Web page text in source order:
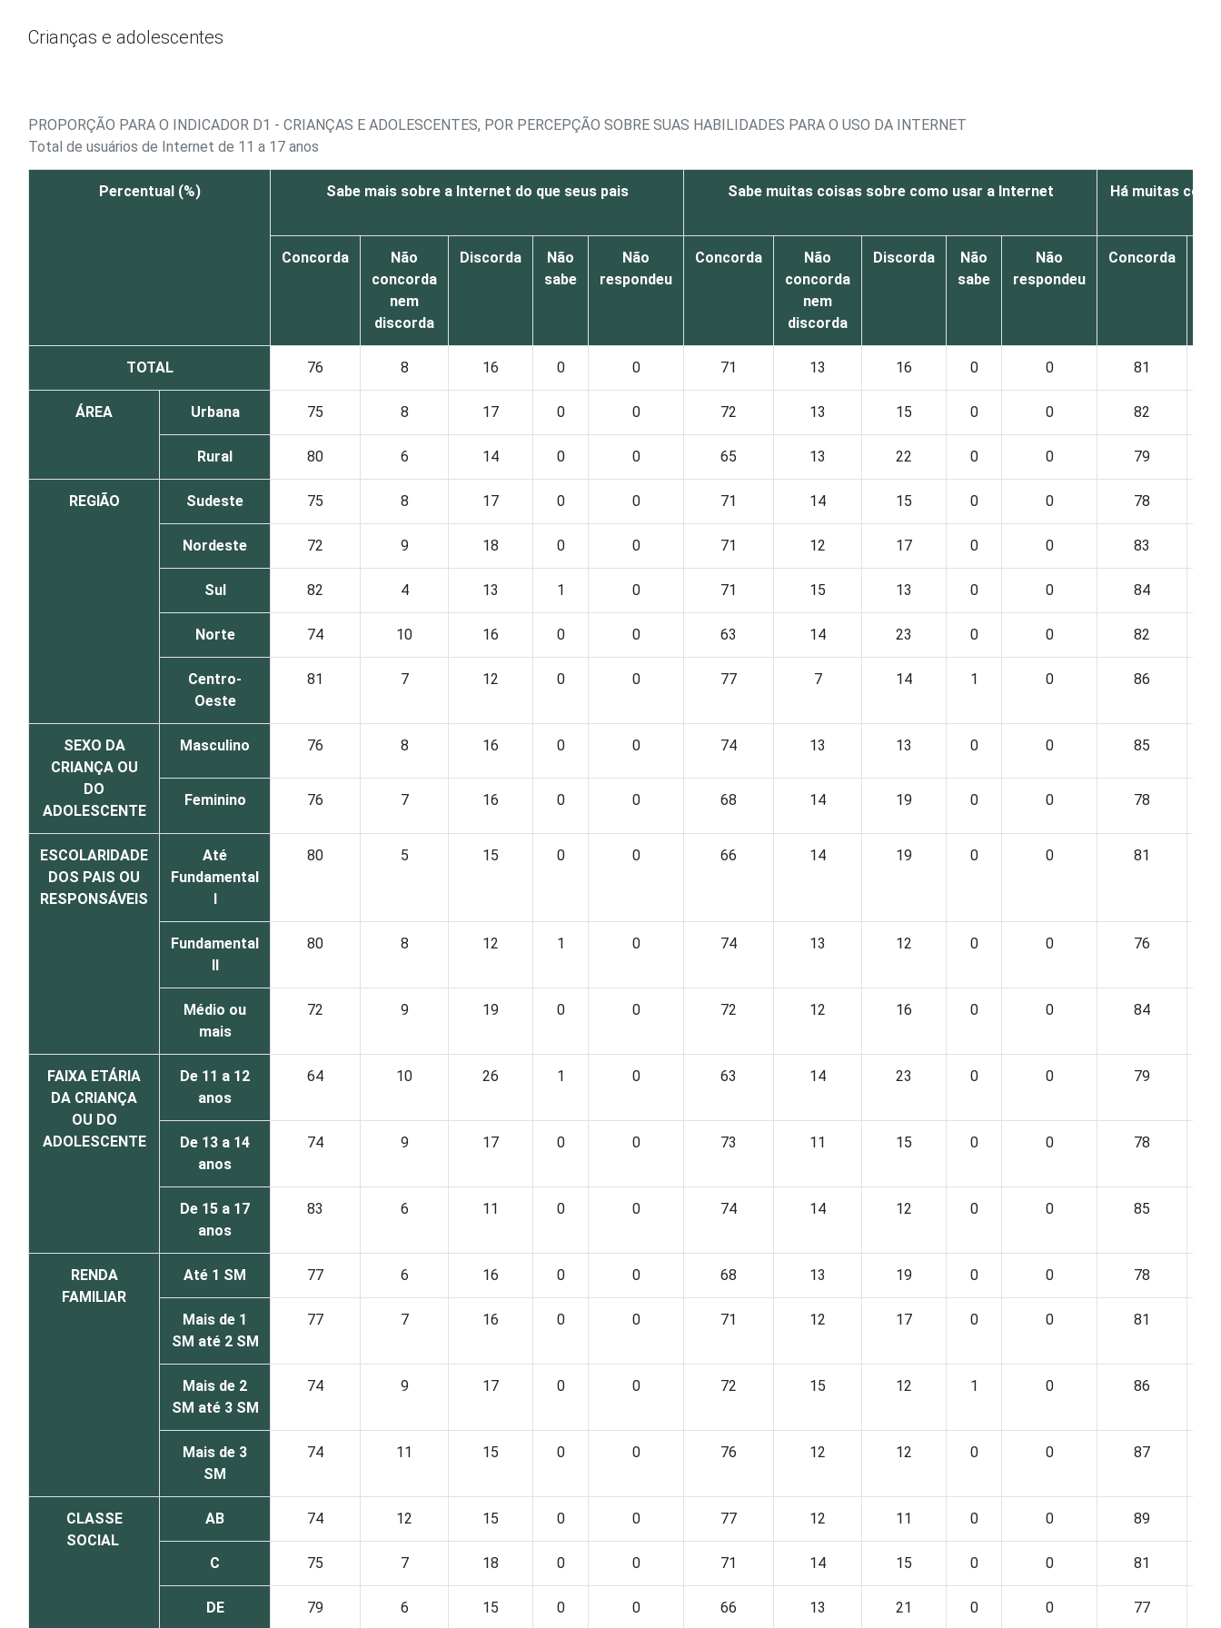
Crianças e adolescentes
PROPORÇÃO PARA O INDICADOR D1 - CRIANÇAS E ADOLESCENTES, POR PERCEPÇÃO SOBRE SUAS HABILIDADES PARA O USO DA INTERNET
Total de usuários de Internet de 11 a 17 anos
Percentual (%) Sabe mais sobre a Internet do que seus pais Sabe muitas coisas sobre como usar a Internet Há muitas
Concorda
Não
concorda
nem
discorda
Discorda
Não
sabe
Não
respondeu
Concorda
Não
concorda
nem
discorda
Discorda
Não
sabe
Não
respondeu
Concorda
TOTAL 76 8 16 0 0 71 13 16 0 0 81
ÁREA Urbana 75 8 17 0 0 72 13 15 0 0 82
Rural 80 6 14 0 0 65 13 22 0 0 79
REGIÃO Sudeste 75 8 17 0 0 71 14 15 0 0 78
Nordeste 72 9 18 0 0 71 12 17 0 0 83
Sul 82 4 13 1 0 71 15 13 0 0 84
Norte 74 10 16 0 0 63 14 23 0 0 82
Centro-
Oeste
81 7 12 0 0 77 7 14 1 0 86
SEXO DA
CRIANÇA OU
DO
ADOLESCENTE
Masculino 76 8 16 0 0 74 13 13 0 0 85
Feminino 76 7 16 0 0 68 14 19 0 0 78
ESCOLARIDADE
DOS PAIS OU
RESPONSÁVEIS
Até
Fundamental
I
80 5 15 0 0 66 14 19 0 0 81
Fundamental
II
80 8 12 1 0 74 13 12 0 0 76
Médio ou
mais
72 9 19 0 0 72 12 16 0 0 84
FAIXA ETÁRIA
DA CRIANÇA
OU DO
ADOLESCENTE
De 11 a 12
anos
64 10 26 1 0 63 14 23 0 0 79
De 13 a 14
anos
74 9 17 0 0 73 11 15 0 0 78
De 15 a 17
anos
83 6 11 0 0 74 14 12 0 0 85
RENDA
FAMILIAR
Até 1 SM 77 6 16 0 0 68 13 19 0 0 78
Mais de 1
SM até 2 SM
77 7 16 0 0 71 12 17 0 0 81
Mais de 2
SM até 3 SM
74 9 17 0 0 72 15 12 1 0 86
Mais de 3
SM
74 11 15 0 0 76 12 12 0 0 87
CLASSE
SOCIAL
AB 74 12 15 0 0 77 12 11 0 0 89
C 75 7 18 0 0 71 14 15 0 0 81
DE 79 6 15 0 0 66 13 21 0 0 77